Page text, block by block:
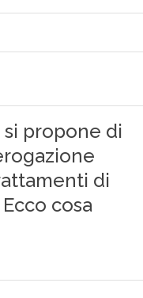
propone di
di
cosa